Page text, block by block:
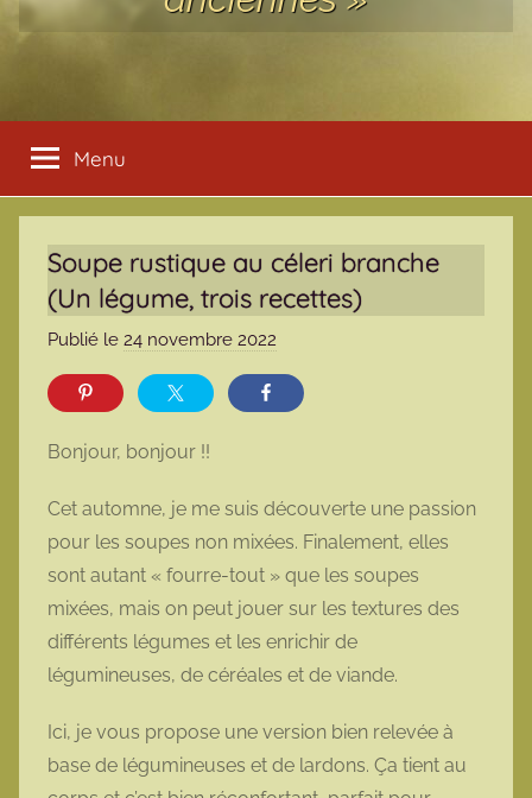
Menu
Soupe rustique au céleri branche
(Un légume, trois recettes)
Publié le 24 novembre 2022
a
o
t
t
e
Bonjour, bonjour !!
Cet automne, je me suis découverte une passion
pour les soupes non mixées. Finalement, elles
sont autant « fourre-tout » que les soupes
mixées, mais on peut jouer sur les textures des
différents légumes et les enrichir de
légumineuses, de céréales et de viande.
Ici, je vous propose une version bien relevée à
base de légumineuses et de lardons. Ça tient au